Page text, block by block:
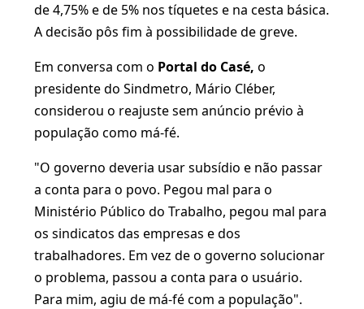
de 4,75% e de 5% nos tíquetes e na cesta básica.
A decisão pôs fim à possibilidade de greve.
Em conversa com o Portal do Casé, o
presidente do Sindmetro, Mário Cléber,
considerou o reajuste sem anúncio prévio à
população como má-fé.
"O governo deveria usar subsídio e não passar
a conta para o povo. Pegou mal para o
Ministério Público do Trabalho, pegou mal para
os sindicatos das empresas e dos
trabalhadores. Em vez de o governo solucionar
o problema, passou a conta para o usuário.
Para mim, agiu de má-fé com a população".